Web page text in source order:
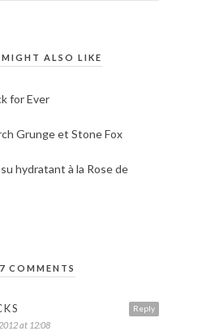
ALSO LIKE
for Ever
Grunge et Stone Fox
hydratant à la Rose de
7 COMMENTS
Reply
at 12:08